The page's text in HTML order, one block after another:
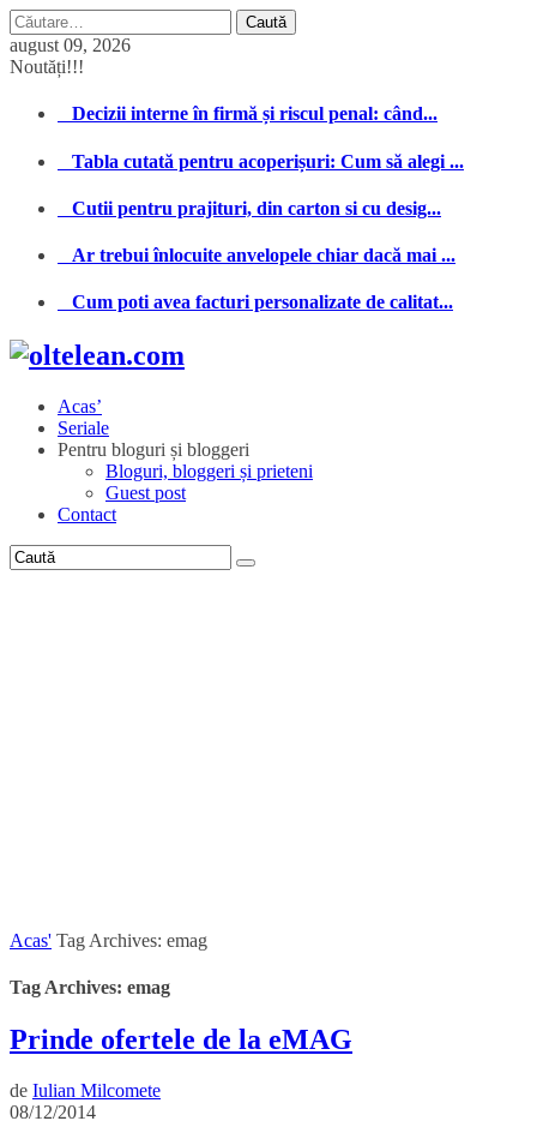
Caută
după:
august 09, 2026
Noutăți!!!
Decizii interne în firmă și riscul penal: când...
Tabla cutată pentru acoperișuri: Cum să alegi ...
Cutii pentru prajituri, din carton si cu desig...
Ar trebui înlocuite anvelopele chiar dacă mai ...
Cum poti avea facturi personalizate de calitat...
Acas’
Seriale
Pentru bloguri și bloggeri
Bloguri, bloggeri și prieteni
Guest post
Contact
Acas' Tag Archives: emag
Tag Archives: emag
Prinde ofertele de la eMAG
de Iulian Milcomete
08/12/2014